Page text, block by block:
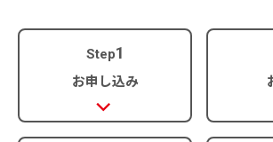
Step1
お申し込み